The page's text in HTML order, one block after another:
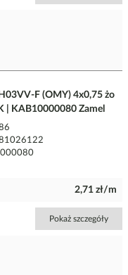
F (OMY) 4x0,75 żo
| KAB10000080 Zamel
2,71 zł/m
Pokaż szczegóły